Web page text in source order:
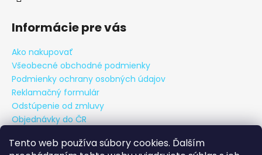
Tento web používa súbory cookies. Ďalším
Informácie pre vás
Ako nakupovať
Všeobecné obchodné podmienky
Podmienky ochrany osobných údajov
Reklamačný formulár
Odstúpenie od zmluvy
Objednávky do ČR